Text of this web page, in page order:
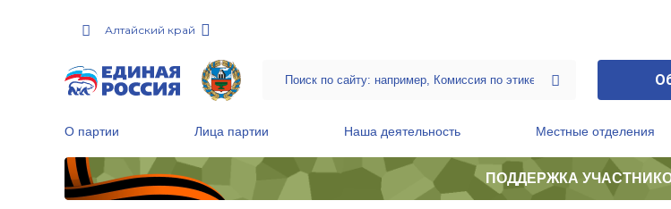
Алтайский край
О партии Лица партии Наша деятельность Местные отделения
ПОДДЕРЖКА